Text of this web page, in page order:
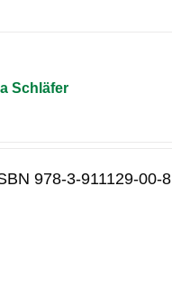
Schläfer
978-3-911129-00-8